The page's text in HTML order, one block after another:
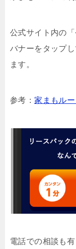
公式サイト内の
バナーをタップ
ます。
参考：家まもル
電話での相談も